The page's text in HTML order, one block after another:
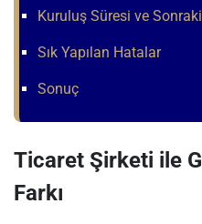
Kuruluş Süresi ve
Sık Yapılan Hatalar
Sonuç
Ticaret Şirketi ile
Farkı